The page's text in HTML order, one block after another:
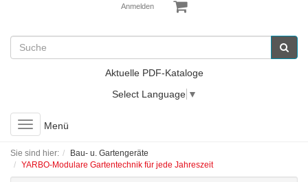
Anmelden
Aktuelle PDF-Kataloge
Select Language ▼
Toggle
navigation
Menü
Sie sind hier:
Bau- u. Gartengeräte
YARBO-Modulare Gartentechnik für jede Jahreszeit